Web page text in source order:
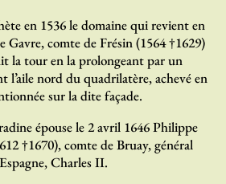
en 1536 le domaine qui revient en
Gavre, comte de Frésin (1564 †1629)
la tour en la prolongeant par un
l’aile nord du quadrilatère, achevé en
sur la dite façade.
épouse le 2 avril 1646 Philippe
†1670), comte de Bruay, général
Charles II.